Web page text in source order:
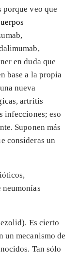
porque veo que
en duda que
base a la propia
nueva
artritis
infecciones; eso
Suponen más
consideras un
neumonías
Es cierto
un mecanismo de
Tan sólo